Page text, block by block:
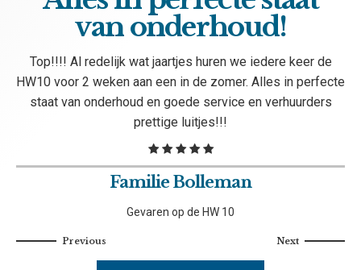
van onderhoud!
Top!!!! Al redelijk wat jaartjes huren we iedere keer de
HW10 voor 2 weken aan een in de zomer. Alles in perfecte
staat van onderhoud en goede service en verhuurders
prettige luitjes!!!
Familie Bolleman
Gevaren op de HW 10